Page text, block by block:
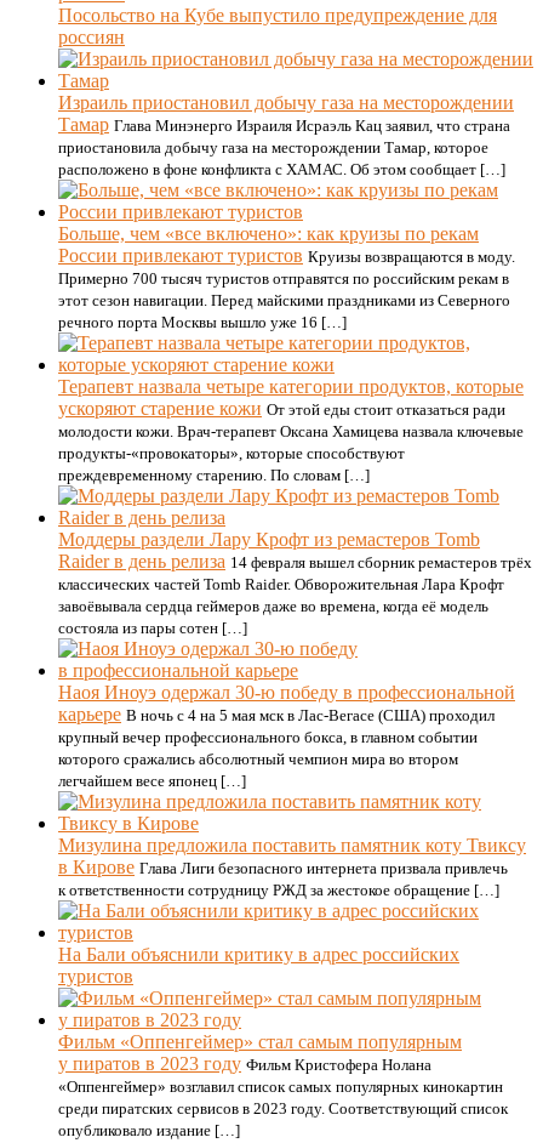
Посольство на Кубе выпустило предупреждение для
россиян
Израиль приостановил добычу газа на месторождении
Тамар Глава Минэнерго Израиля Исраэль Кац заявил, что страна
приостановила добычу газа на месторождении Тамар, которое
расположено в фоне конфликта с ХАМАС. Об этом сообщает […]
Больше, чем «все включено»: как круизы по рекам
России привлекают туристов Круизы возвращаются в моду.
Примерно 700 тысяч туристов отправятся по российским рекам в
этот сезон навигации. Перед майскими праздниками из Северного
речного порта Москвы вышло уже 16 […]
Терапевт назвала четыре категории продуктов, которые
ускоряют старение кожи От этой еды стоит отказаться ради
молодости кожи. Врач-терапевт Оксана Хамицева назвала ключевые
продукты-«провокаторы», которые способствуют
преждевременному старению. По словам […]
Моддеры раздели Лару Крофт из ремастеров Tomb
Raider в день релиза 14 февраля вышел сборник ремастеров трёх
классических частей Tomb Raider. Обворожительная Лара Крофт
завоёвывала сердца геймеров даже во времена, когда её модель
состояла из пары сотен […]
Наоя Иноуэ одержал 30-ю победу в профессиональной
карьере В ночь с 4 на 5 мая мск в Лас-Вегасе (США) проходил
крупный вечер профессионального бокса, в главном событии
которого сражались абсолютный чемпион мира во втором
легчайшем весе японец […]
Мизулина предложила поставить памятник коту Твиксу
в Кирове Глава Лиги безопасного интернета призвала привлечь
к ответственности сотрудницу РЖД за жестокое обращение […]
На Бали объяснили критику в адрес российских
туристов
Фильм «Оппенгеймер» стал самым популярным
у пиратов в 2023 году Фильм Кристофера Нолана
«Оппенгеймер» возглавил список самых популярных кинокартин
среди пиратских сервисов в 2023 году. Соответствующий список
опубликовало издание […]